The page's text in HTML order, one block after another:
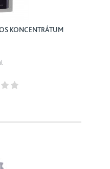
KONCENTRÁTUM